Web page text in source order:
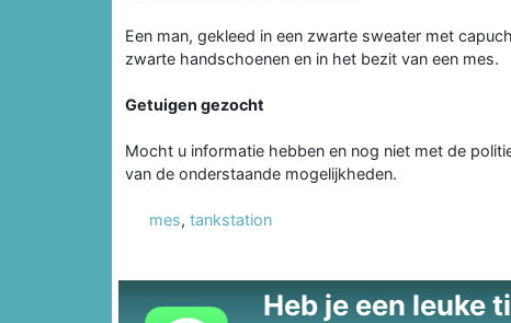
Een man, gekleed in een zwarte sweater met
zwarte handschoenen en in het bezit van een mes.
Getuigen gezocht
Mocht u informatie hebben en nog niet met de
van de onderstaande mogelijkheden.
mes, tankstation
Heb je een leuke